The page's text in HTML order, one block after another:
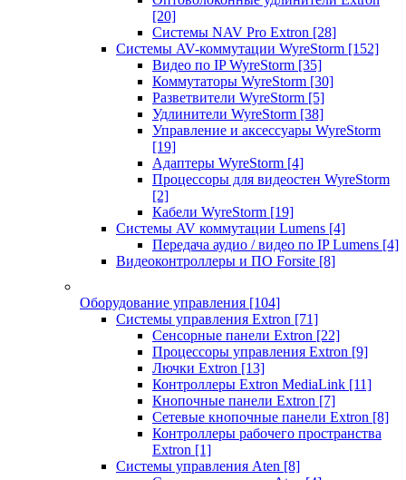
[20]
Системы NAV Pro Extron [28]
Системы AV-коммутации WyreStorm [152]
Видео по IP WyreStorm [35]
Коммутаторы WyreStorm [30]
Разветвители WyreStorm [5]
Удлинители WyreStorm [38]
Управление и аксессуары WyreStorm
[19]
Адаптеры WyreStorm [4]
Процессоры для видеостен WyreStorm
[2]
Кабели WyreStorm [19]
Системы AV коммутации Lumens [4]
Передача аудио / видео по IP Lumens [4]
Видеоконтроллеры и ПО Forsite [8]
Оборудование управления [104]
Системы управления Extron [71]
Сенсорные панели Extron [22]
Процессоры управления Extron [9]
Лючки Extron [13]
Контроллеры Extron MediaLink [11]
Кнопочные панели Extron [7]
Сетевые кнопочные панели Extron [8]
Контроллеры рабочего пространства
Extron [1]
Системы управления Aten [8]